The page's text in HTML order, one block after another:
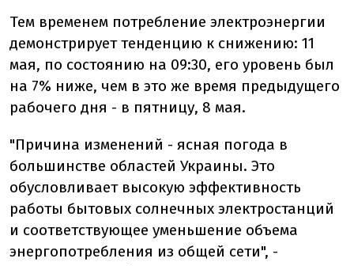
Тем временем потребление электроэнергии
демонстрирует тенденцию к снижению: 11
мая, по состоянию на 09:30, его уровень был
на 7% ниже, чем в это же время предыдущего
рабочего дня - в пятницу, 8 мая.
"Причина изменений - ясная погода в
большинстве областей Украины. Это
обусловливает высокую эффективность
работы бытовых солнечных электростанций
и соответствующее уменьшение объема
энергопотребления из общей сети", -